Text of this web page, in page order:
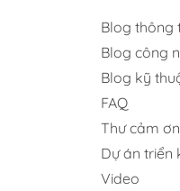
Blog thông
Blog công
Blog kỹ
FAQ
Thư cảm ơn
Dự án triển
Video